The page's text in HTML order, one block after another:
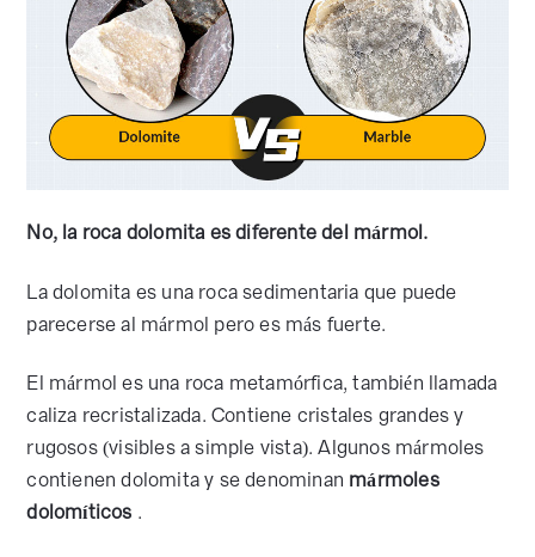
No, la roca dolomita es diferente del mármol.
La dolomita es una roca sedimentaria que puede
parecerse al mármol pero es más fuerte.
El mármol es una roca metamórfica, también llamada
caliza recristalizada. Contiene cristales grandes y
rugosos (visibles a simple vista). Algunos mármoles
contienen dolomita y se denominan mármoles
dolomíticos .